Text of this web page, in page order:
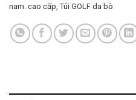
nam. cao cấp, Túi GOLF da bò